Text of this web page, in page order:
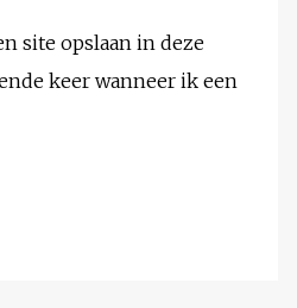
site opslaan in deze
keer wanneer ik een